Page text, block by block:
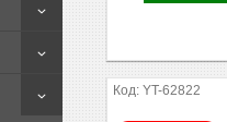
YT-62822